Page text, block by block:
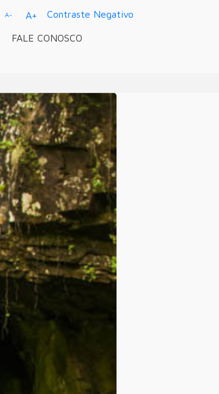
FALE CONOSCO
A- A+ Contraste Negativo